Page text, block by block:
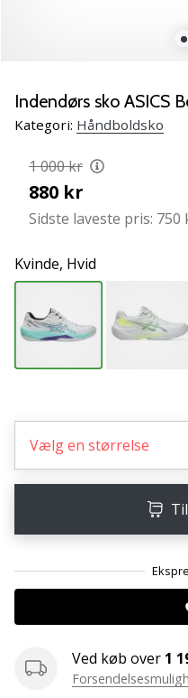
de
PUMA
NITRO
SQD
5
at
kende!
de
tekniske
og
om
det
•
2 min. Læsning
Bliv
Handball
ambassadør
Indendørs sko ASICS
Kategori: Håndboldsko
1 000 kr
880 kr
Sidste laveste pris: 750
Kvinde, Hvid
Vælg en størrelse
Ved køb over 1